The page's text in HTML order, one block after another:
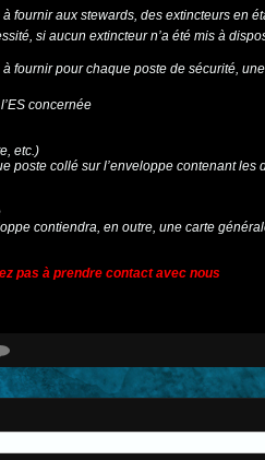
fournir aux stewards, des extincteurs en
si aucun extincteur n’a été mis à
fournir pour chaque poste de sécurité,
concernée
etc.)
collé sur l’enveloppe contenant les
contiendra, en outre, une carte générale
pas à prendre contact avec nous